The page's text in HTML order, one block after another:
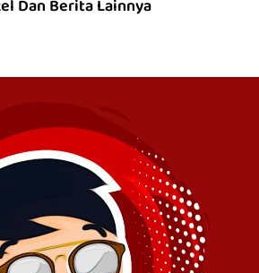
Dan Berita Lainnya